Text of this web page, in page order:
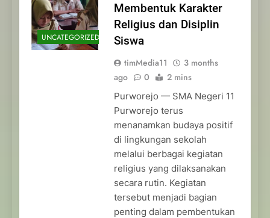
UNCATEGORIZED
Membentuk Karakter
Religius dan Disiplin
Siswa
timMedia11
3 months
ago
0 2 mins
Purworejo — SMA Negeri 11
Purworejo terus
menanamkan budaya positif
di lingkungan sekolah
melalui berbagai kegiatan
religius yang dilaksanakan
secara rutin. Kegiatan
tersebut menjadi bagian
penting dalam pembentukan